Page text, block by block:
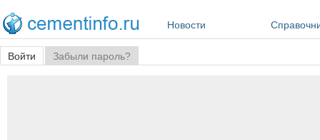
Новости
Главные вкладки
Войти (активная вкладка)
Забыли пароль?